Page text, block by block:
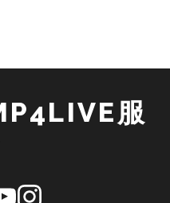
服